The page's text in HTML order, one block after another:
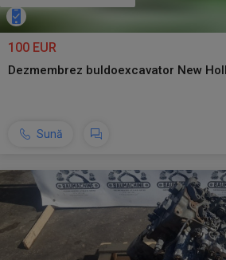
100 EUR
Dezmembrez buldoexcavator New
Sună